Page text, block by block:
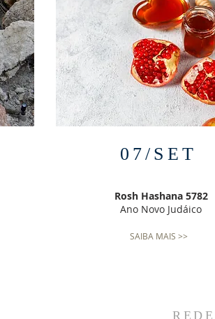
07/SET
Rosh Hashana 5782
Ano Novo Judáico
SAIBA MAIS >>